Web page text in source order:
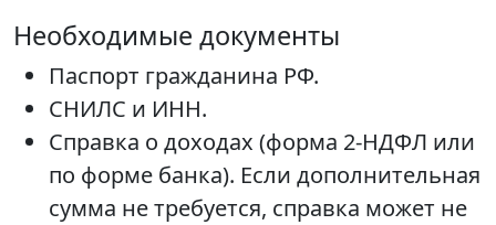
Необходимые документы
Паспорт гражданина РФ.
СНИЛС и ИНН.
Справка о доходах (форма 2-НДФЛ или
по форме банка). Если дополнительная
сумма не требуется, справка может не